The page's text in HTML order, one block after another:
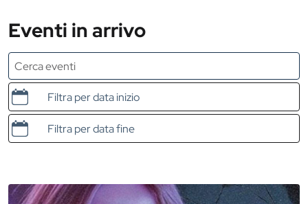
Eventi in arrivo
Data e ora di inizio
Data e ora di fine